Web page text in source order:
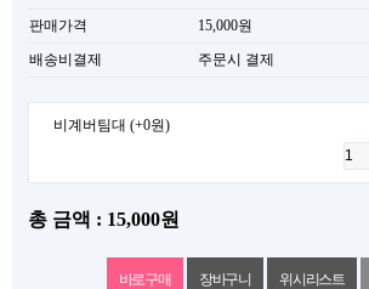
판매가격
15,000원
배송비결제
주문시 결제
비계버팀대 (+0원)
총 금액 : 15,000원
위시리스트